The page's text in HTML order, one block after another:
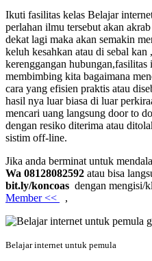
Ikuti fasilitas kelas Belajar
perlahan ilmu tersebut akan
dekat lagi maka akan semakin
keluh kesahkan atau di sebal
kerenggangan
membimbing kita bagaimana
cara yang efisien praktis atau
hasil nya luar biasa di luar
mencari uang langsung door to
dengan resiko diterima atau
sistim off-line.
Jika anda berminat untuk
Wa 08128082592 atau bisa
bit.ly/koncoas dengan mengisi/
Member <<
,
Belajar internet untuk pemula